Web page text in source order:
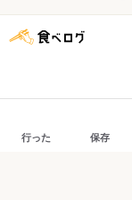
行った 保存